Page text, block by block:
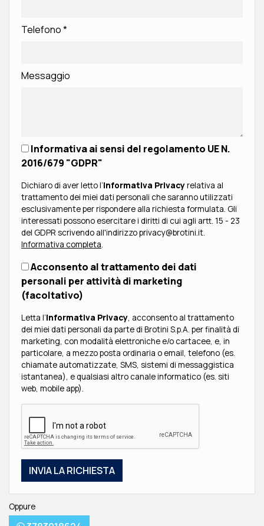
Telefono*
Messaggio
Informativa ai sensi del regolamento UE N.
2016/679 "GDPR"
Dichiaro di aver letto l’Informativa Privacyrelativa al
trattamento dei miei dati personali che saranno utilizzati
esclusivamente per rispondere alla richiesta formulata. Gli
interessati possono esercitare i diritti di cui agli artt. 15 - 23
del GDPR scrivendo all'indirizzo privacy@brotini.it.
Informativa completa.
Acconsento al trattamento dei dati
personali per attività di marketing
(facoltativo)
Letta l’Informativa Privacy, acconsento al trattamento
dei miei dati personali da parte di Brotini S.p.A. per finalità di
marketing, con modalità elettroniche e/o cartacee, e, in
particolare, a mezzo posta ordinaria o email, telefono (es.
chiamate automatizzate, SMS, sistemi di messaggistica
istantanea), e qualsiasi altro canale informatico (es. siti
web, mobile app).
Oppure